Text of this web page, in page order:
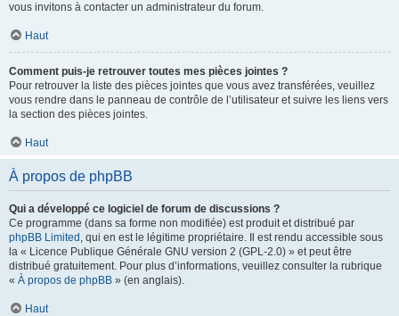
vous invitons à contacter un administrateur du forum.
Haut
Comment puis-je retrouver toutes mes pièces jointes ?
Pour retrouver la liste des pièces jointes que vous avez transférées, veuillez
vous rendre dans le panneau de contrôle de l’utilisateur et suivre les liens vers
la section des pièces jointes.
Haut
À propos de phpBB
Qui a développé ce logiciel de forum de discussions ?
Ce programme (dans sa forme non modifiée) est produit et distribué par
phpBB Limited , qui en est le légitime propriétaire. Il est rendu accessible sous
la « Licence Publique Générale GNU version 2 (GPL-2.0) » et peut être
distribué gratuitement. Pour plus d’informations, veuillez consulter la rubrique
« À propos de phpBB » (en anglais).
Haut